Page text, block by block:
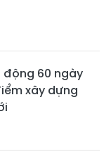
động 60 ngày
xây dựng